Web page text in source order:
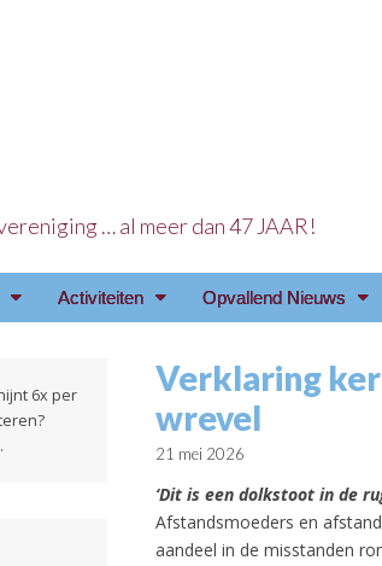
… al meer dan 47 JAAR!
Activiteiten Opvallend Nieuws
Verklaring
wrevel
21 mei 2026
‘Dit is een dolkstoot in de
Afstandsmoeders en
aandeel in de misstanden
6x per
.